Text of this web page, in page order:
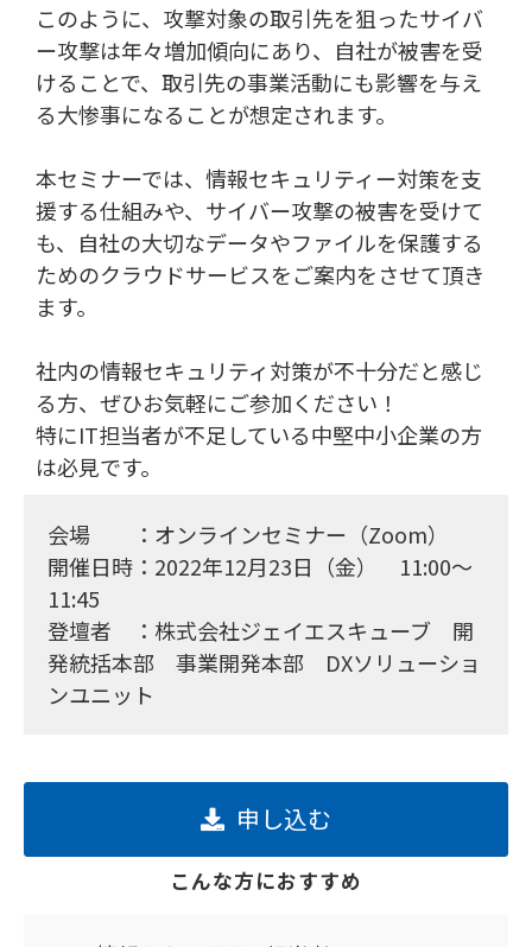
このように、攻撃対象の取引先を狙ったサイバ
ー攻撃は年々増加傾向にあり、自社が被害を受
けることで、取引先の事業活動にも影響を与え
る大惨事になることが想定されます。
本セミナーでは、情報セキュリティー対策を支
援する仕組みや、サイバー攻撃の被害を受けて
も、自社の大切なデータやファイルを保護する
ためのクラウドサービスをご案内をさせて頂き
ます。
社内の情報セキュリティ対策が不十分だと感じ
る方、ぜひお気軽にご参加ください！
特にIT担当者が不足している中堅中小企業の方
は必見です。
会場 ：オンラインセミナー（Zoom）
開催日時：2022年12月23日（金） 11:00〜
11:45
登壇者 ：株式会社ジェイエスキューブ 開
発統括本部 事業開発本部 DXソリューショ
ンユニット
申し込む
こんな方におすすめ